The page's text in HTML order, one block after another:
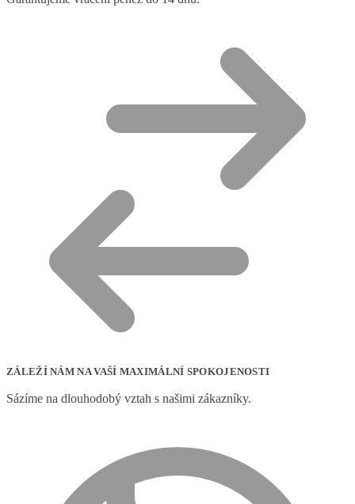
ZÁLEŽÍ NÁM NA VAŠÍ MAXIMÁLNÍ SPOKOJENOSTI
Sázíme na dlouhodobý vztah s našimi zákazníky.